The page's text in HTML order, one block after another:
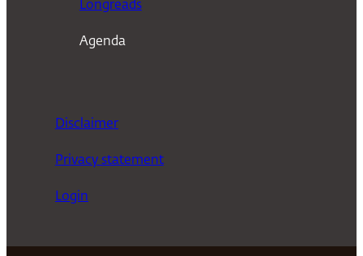
Longreads
Agenda
Disclaimer
Privacy statement
Login